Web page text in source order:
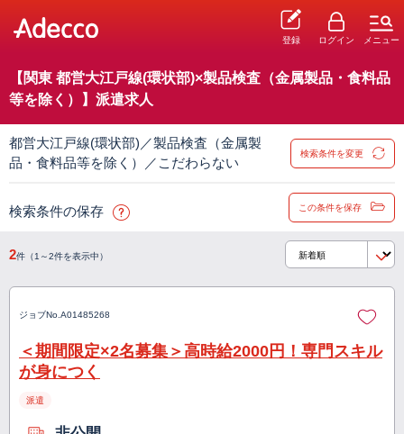
登録 ログイン メニュー
【関東 都営大江戸線(環状部)×製品検査（金属製品・食料品
等を除く）】派遣求人
都営大江戸線(環状部)／製品検査（金属製
品・食料品等を除く）／こだわらない
検索条件を変更
検索条件の保存 この条件を保存
2件（1～2件を表示中）
ジョブNo. A01485268
＜期間限定×2名募集＞高時給2000円！専門スキル
が身につく
派遣